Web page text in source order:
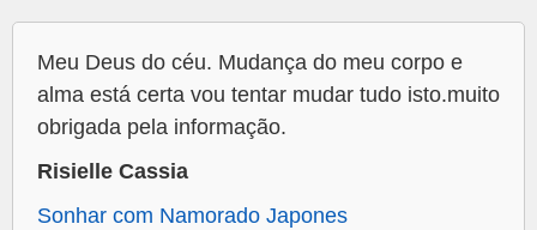
Meu Deus do céu. Mudança do meu corpo e
alma está certa vou tentar mudar tudo isto.muito
obrigada pela informação.
Risielle Cassia
Sonhar com Namorado Japones